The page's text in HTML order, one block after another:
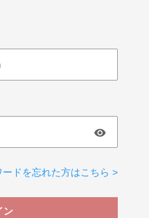
ードを忘れた方はこちら >
ン